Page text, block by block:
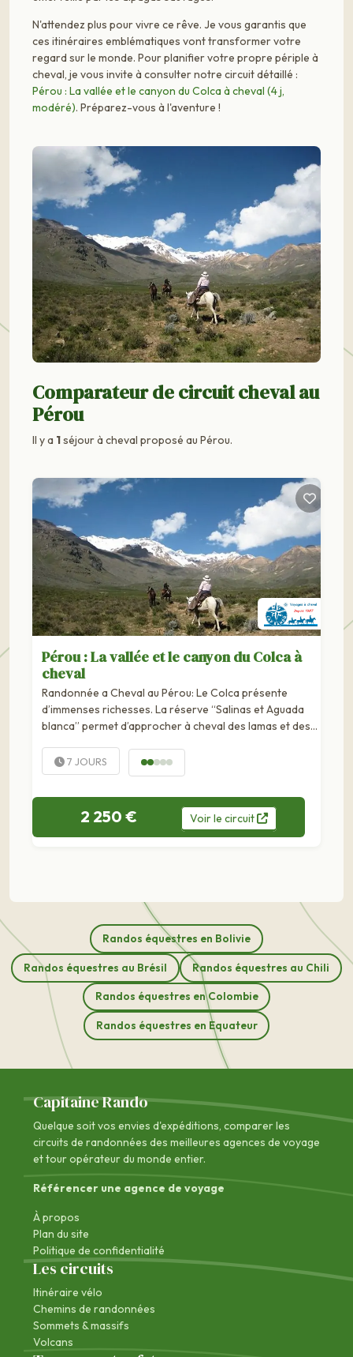
N'attendez plus pour vivre ce rêve. Je vous garantis que
ces itinéraires emblématiques vont transformer votre
regard sur le monde. Pour planifier votre propre périple à
cheval, je vous invite à consulter notre circuit détaillé :
Pérou : La vallée et le canyon du Colca à cheval (4 j,
modéré). Préparez-vous à l'aventure !
Comparateur de circuit cheval au
Pérou
Il y a 1séjour à cheval proposé au Pérou.
Pérou : La vallée et le canyon du Colca à
cheval
Randonnée a Cheval au Pérou: Le Colca présente
d’immenses richesses. La réserve “Salinas et Aguada
blanca” permet d’approcher à cheval des lamas et des
horizons ponctués de volcans...
7 JOURS
2 250 € Voirle circuit
Randos équestres en Bolivie
Randos équestres au Brésil Randos équestres au Chili
Randos équestres en Colombie
Randos équestres en Equateur
Capitaine Rando
Quelque soit vos envies d'expéditions, comparer les
circuits de randonnées des meilleures agences de voyage
et tour opérateur du monde entier.
Référencer une agence de voyage
À propos
Plan du site
Politique de confidentialité
Les circuits
Itinéraire vélo
Chemins de randonnées
Sommets & massifs
Volcans